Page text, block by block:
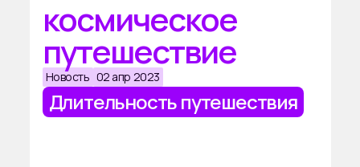
космическое
путешествие
Новость 02 апр 2023
Длительность путешествия